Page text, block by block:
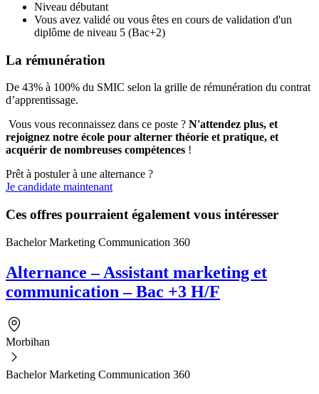
Niveau débutant
Vous avez validé ou vous êtes en cours de validation d'un
diplôme de niveau 5 (Bac+2)
La rémunération
De 43% à 100% du SMIC selon la grille de rémunération du contrat
d’apprentissage.
Vous vous reconnaissez dans ce poste ? N'attendez plus, et
rejoignez notre école pour alterner théorie et pratique, et
acquérir de nombreuses compétences !
Prêt à postuler à une alternance ?
Je candidate maintenant
Ces offres pourraient également vous intéresser
Bachelor Marketing Communication 360
Alternance – Assistant marketing et
communication – Bac +3 H/F
Morbihan
Bachelor Marketing Communication 360